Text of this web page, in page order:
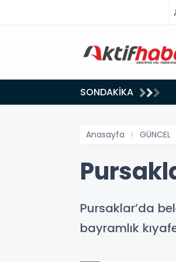
SONDAKİKA
Anasayfa GÜNCEL
Pursaklar’da
bayramlık